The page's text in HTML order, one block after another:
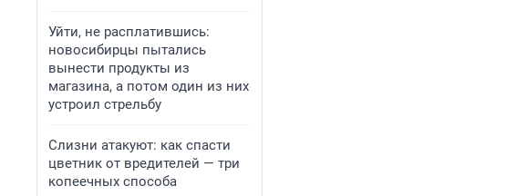
Уйти, не расплатившись:
новосибирцы пытались
вынести продукты из
магазина, а потом один из них
устроил стрельбу
Слизни атакуют: как спасти
цветник от вредителей — три
копеечных способа